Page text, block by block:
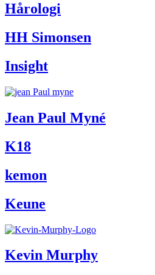
Hårologi
HH Simonsen
Insight
Jean Paul Myné
K18
kemon
Keune
Kevin Murphy